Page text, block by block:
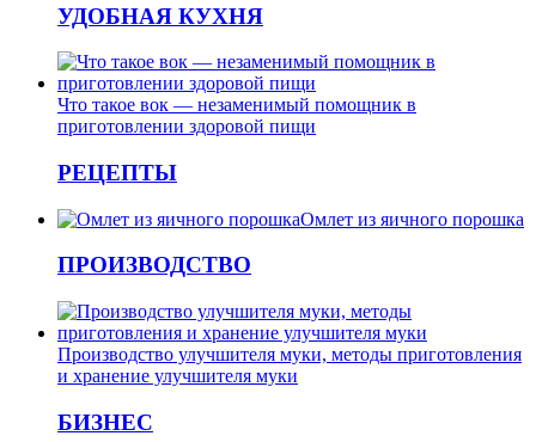
УДОБНАЯ КУХНЯ
Что такое вок — незаменимый помощник в
приготовлении здоровой пищи
РЕЦЕПТЫ
Омлет из яичного порошка
ПРОИЗВОДСТВО
Производство улучшителя муки, методы приготовления
и хранение улучшителя муки
БИЗНЕС